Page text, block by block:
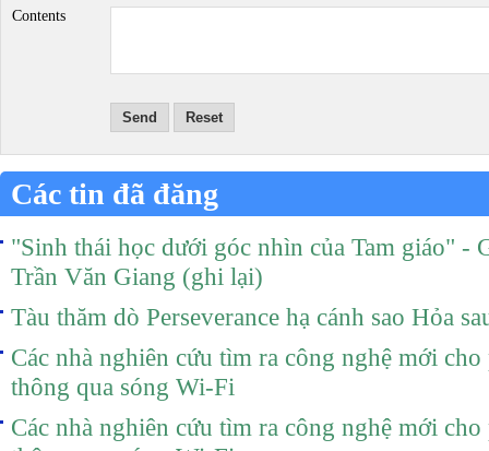
Contents
Send Reset
Các tin đã đăng
"Sinh thái học dưới góc nhìn của Tam giáo" -
Trần Văn Giang (ghi lại)
Tàu thăm dò Perseverance hạ cánh sao Hỏa
Các nhà nghiên cứu tìm ra công nghệ mới cho
thông qua sóng Wi-Fi
Các nhà nghiên cứu tìm ra công nghệ mới cho